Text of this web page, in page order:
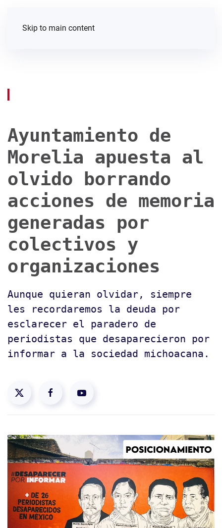
Skip to main content
Ayuntamiento de
Morelia apuesta al
olvido borrando
acciones de memoria
generadas por
colectivos y
organizaciones
Aunque quieran olvidar, siempre
les recordaremos la deuda por
esclarecer el paradero de
periodistas que desaparecieron por
informar a la sociedad michoacana.